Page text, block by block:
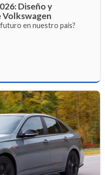
Diseño y
Volkswagen
en nuestro país?